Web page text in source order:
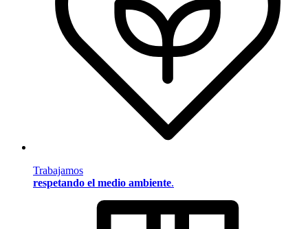
Trabajamos
respetando el medio ambiente.